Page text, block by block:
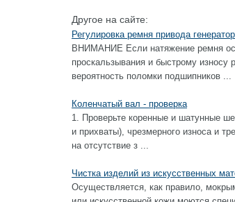
Другое на сайте:
Регулировка ремня привода
ВНИМАНИЕ Если натяжение ремня
проскальзывания и быстрому
вероятность поломки подшипников ...
Коленчатый вал - проверка
1. Проверьте коренные и шатунные
и прихваты), чрезмерного износа и
на отсутствие з ...
Чистка изделий из искусственных
Осуществляется, как правило,